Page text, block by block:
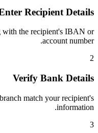
Recipient Details
with the recipient's IBAN or
account number.
2
Verify Bank Details
match your recipient's
information.
3